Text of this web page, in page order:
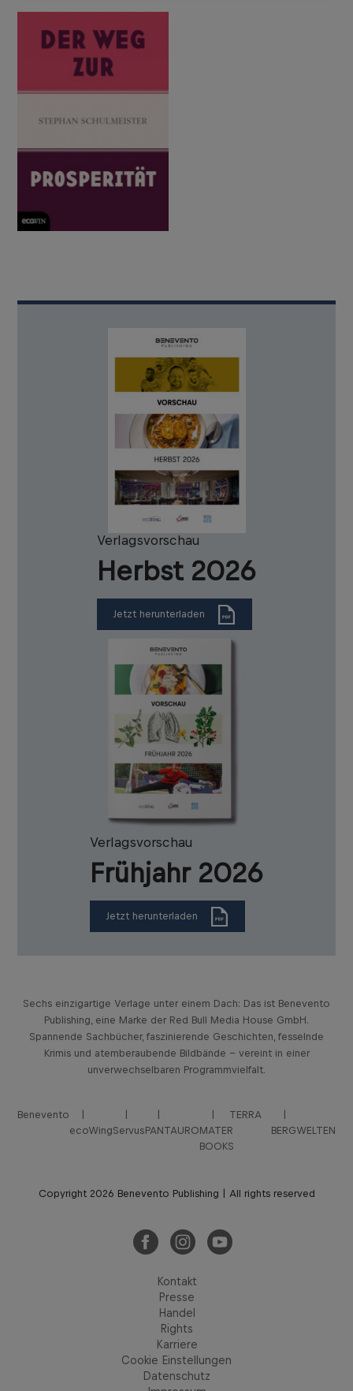
Verlagsvorschau
Herbst 2026
Jetzt herunterladen
Verlagsvorschau
Frühjahr 2026
Jetzt herunterladen
Sechs einzigartige Verlage unter einem Dach: Das ist Benevento
Publishing, eine Marke der Red Bull Media House GmbH.
Spannende Sachbücher, faszinierende Geschichten, fesselnde
Krimis und atemberaubende Bildbände – vereint in einer
unverwechselbaren Programmvielfalt.
Benevento
ecoWingServusPANTAURO
TERRA
MATER
BOOKS
BERGWELTEN
Copyright 2026 Benevento Publishing | All rights reserved
Kontakt
Presse
Handel
Rights
Karriere
Cookie Einstellungen
Datenschutz